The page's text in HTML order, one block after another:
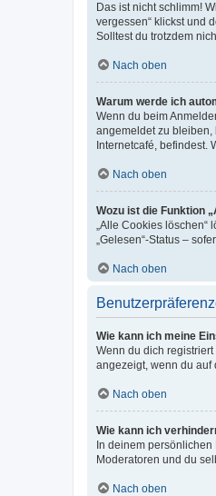
Das ist nicht schlimm!
vergessen“ klickst und
Solltest du trotzdem
Nach oben
Warum werde ich
Wenn du beim
angemeldet zu bleiben,
Internetcafé, befindest.
Nach oben
Wozu ist die Funktion
„Alle Cookies löschen“
„Gelesen“-Status –
Nach oben
Wie kann ich meine
Wenn du dich
angezeigt, wenn du auf
Nach oben
Wie kann ich
In deinem
Moderatoren und du
Nach oben